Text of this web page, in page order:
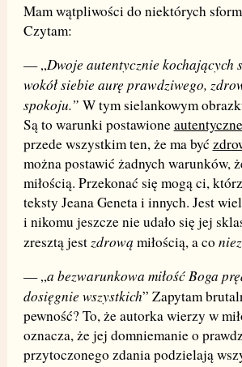
Mam wątpliwości do niektórych
Czytam:
— „Dwoje autentycznie kochających
wokół siebie aurę prawdziwego,
spokoju.” W tym sielankowym
Są to warunki postawione
przede wszystkim ten, że ma być
można postawić żadnych warunków,
miłością. Przekonać się mogą ci,
teksty Jeana Geneta i innych. Jest
i nikomu jeszcze nie udało się jej
zresztą jestzdrową miłością, a co
— „a bezwarunkowa miłość Boga
dosięgnie wszystkich” Zapytam
pewność? To, że autorka wierzy w
oznacza, że jej domniemanie o
przytoczonego zdania podzielają